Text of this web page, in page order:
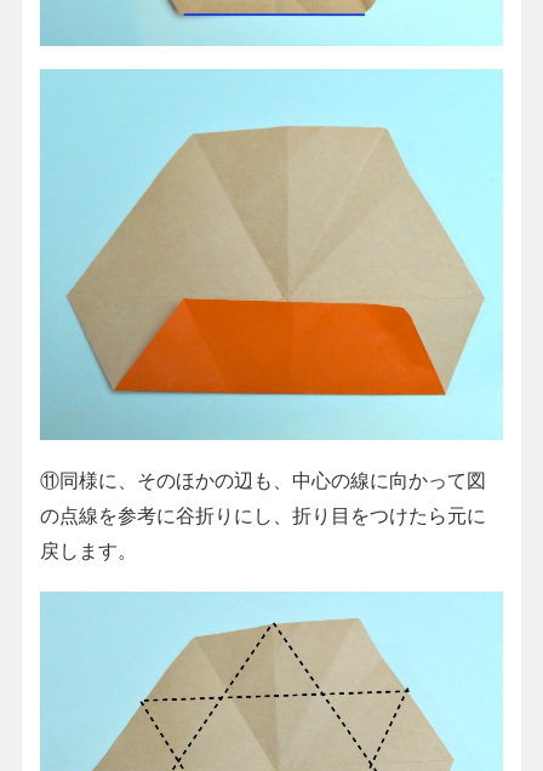
⑪同様に、そのほかの辺も、中心の線に向かって図
の点線を参考に谷折りにし、折り目をつけたら元に
戻します。